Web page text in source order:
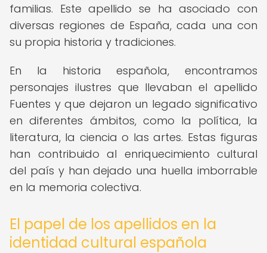
familias. Este apellido se ha asociado con
diversas regiones de España, cada una con
su propia historia y tradiciones.
En la historia española, encontramos
personajes ilustres que llevaban el apellido
Fuentes y que dejaron un legado significativo
en diferentes ámbitos, como la política, la
literatura, la ciencia o las artes. Estas figuras
han contribuido al enriquecimiento cultural
del país y han dejado una huella imborrable
en la memoria colectiva.
El papel de los apellidos en la
identidad cultural española